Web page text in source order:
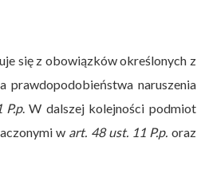
się z obowiązków określonych z
prawdopodobieństwa naruszenia
P.p. W dalszej kolejności podmiot
w art. 48 ust. 11 P.p. oraz